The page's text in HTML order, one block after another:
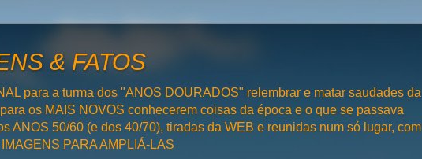
& FATOS
para a turma dos "ANOS DOURADOS" relembrar e matar saudades da
os MAIS NOVOS conhecerem coisas da época e o que se passava
ANOS 50/60 (e dos 40/70), tiradas da WEB e reunidas num só lugar, com
PARA AMPLIÁ-LAS